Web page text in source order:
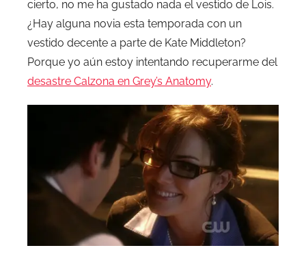
cierto, no me ha gustado nada el vestido de Lois.
¿Hay alguna novia esta temporada con un
vestido decente a parte de Kate Middleton?
Porque yo aún estoy intentando recuperarme del
desastre Calzona en Grey’s Anatomy.